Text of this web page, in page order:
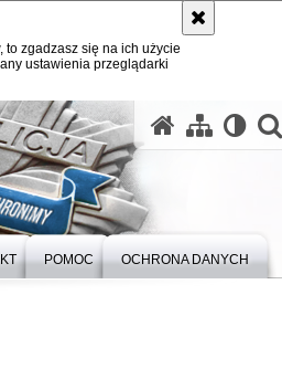
to zgadzasz się na ich użycie
ustawienia przeglądarki
POMOC OCHRONA DANYCH